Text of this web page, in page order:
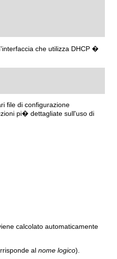
che utilizza DHCP �
file di configurazione
pi� dettagliate sull'uso di
calcolato automaticamente
al nome logico).